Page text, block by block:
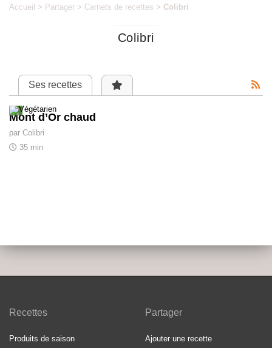
Accueil > Partager > Carnets de recettes > Colibri
Colibri
Ses recettes
Mont d’Or chaud
par Colibri
35 min
Recettes
Produits de saison
Partager
Ajouter une recette